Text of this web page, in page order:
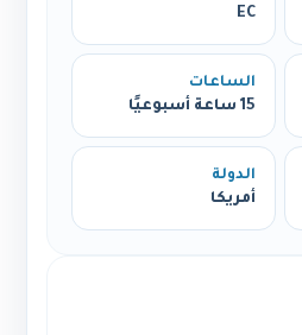
EC
الساعات
15 ساعة أسبوعيًا
الدولة
أمريكا